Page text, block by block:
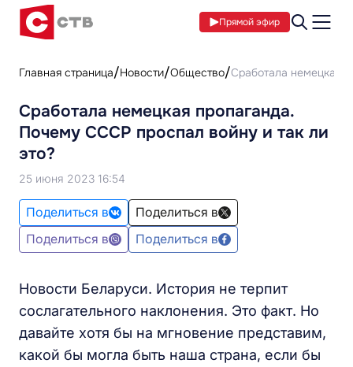
Прямой эфир
Главная страница Новости Общество Сработала немецкая
Сработала немецкая пропаганда.
Почему СССР проспал войну и так ли
это?
25 июня 2023 16:54
Поделиться в
Поделиться в
Поделиться в
Поделиться в
Новости Беларуси. История не терпит
сослагательного наклонения. Это факт. Но
давайте хотя бы на мгновение представим,
какой бы могла быть наша страна, если бы